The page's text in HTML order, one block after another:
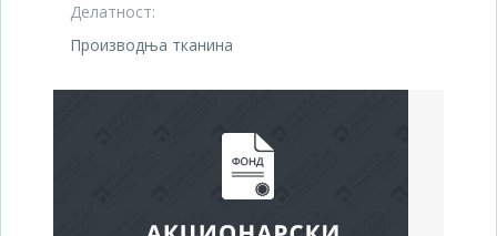
Делатност:
Производња тканина